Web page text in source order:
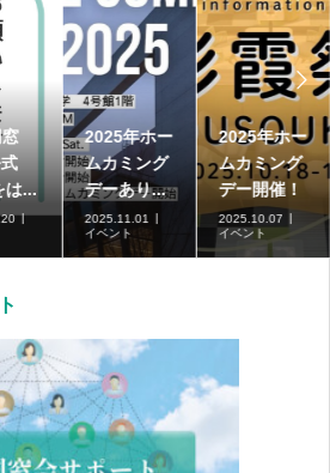
は...
2025年ホー
ムカミング
デーあり...
2025.11.01
イベント
2025年ホー
ムカミング
デー開催！
2025.10.07
イベント
